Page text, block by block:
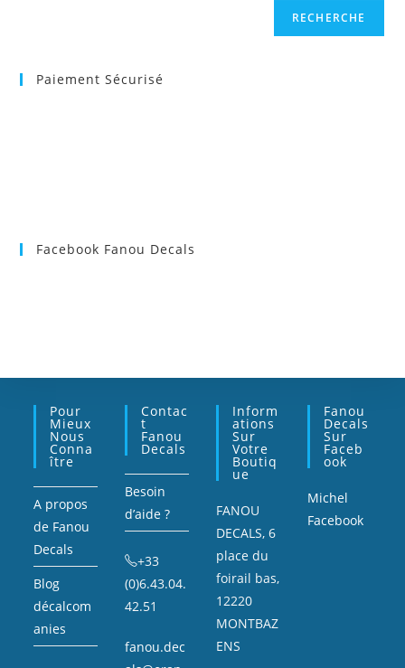
RECHERCHE
Paiement Sécurisé
Facebook Fanou Decals
Pour
Mieux
Nous
Conna
Ître
A propos
de Fanou
Decals
Blog
décalcom
anies
Contac
T
Fanou
Decals
Besoin
d’aide ?
+33
(0)6.43.04.
42.51
fanou.dec
Inform
Ations
Sur
Votre
Boutiq
Ue
FANOU
DECALS, 6
place du
foirail bas,
12220
MONTBAZ
ENS
Fanou
Decals
Sur
Faceb
Ook
Michel
Facebook